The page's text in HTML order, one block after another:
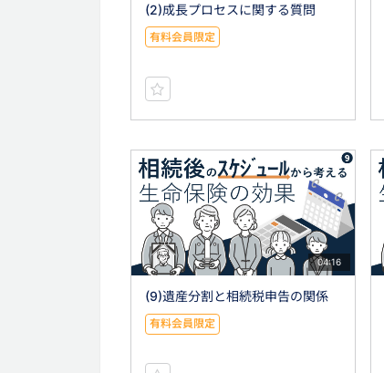
(2)成長プロセスに関する質問
有料会員限定
04:16
(9)遺産分割と相続税申告の関係
有料会員限定